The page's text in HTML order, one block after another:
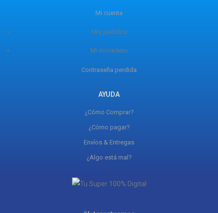
Mi cuenta
Mis pedidos
Mi monedero
Contraseña perdida
AYUDA
¿Cómo Comprar?
¿Cómo pagar?
Envíos & Entregas
¿Algo está mal?